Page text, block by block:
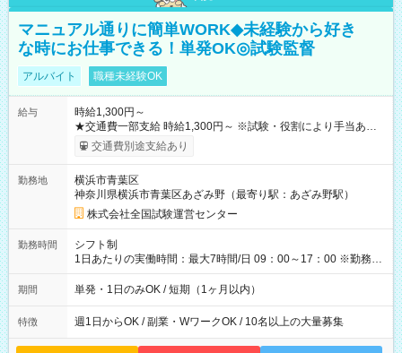
マニュアル通りに簡単WORK◆未経験から好き
な時にお仕事できる！単発OK◎試験監督
アルバイト 職種未経験OK
給与
時給1,300円～
★交通費一部支給 時給1,300円～ ※試験・役割により手当あり
※勤務回数により昇給あり 【即給（前払い）オプションあ
り！】 希望される場合、勤務から1週間ほどで給与の一部を受け
例】 ・河合塾模擬試験 8:30～17:30（休憩1時間） 時給1,300円
×8時間＝日収10,400円＋交通費 ※当日の役割により時給＋100
円の場合あり ・国家試験 7:00～13:30（休憩なし） 時給1,300
円（役割手当＋100円）×6時間＝日収8,400円＋交通費 【試用期
間】試用期間なし
交通費別途支給あり
勤務地
横浜市青葉区
神奈川県横浜市青葉区あざみ野（最寄り駅：あざみ野駅）
株式会社全国試験運営センター
勤務時間
シフト制
1日あたりの実働時間：最大7時間/日 09：00～17：00 ※勤務時
間は 試験により異なります。
期間 単発・1日のみOK / 短期（1ヶ月以内）
特徴 週1日からOK / 副業・WワークOK / 10名以上の大量募集